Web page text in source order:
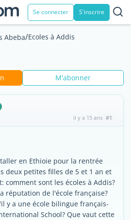
Se connecter S'inscrire
Abeba/Ecoles à Addis
M'abonner
il y a 15 ans #1
en Ethioie pour la rentrée
deux petites filles de 5 et 1 an et
comment sont les écoles à Addis?
réputation de l'école française?
y a une école bilingue français-
School? Que vaut cette